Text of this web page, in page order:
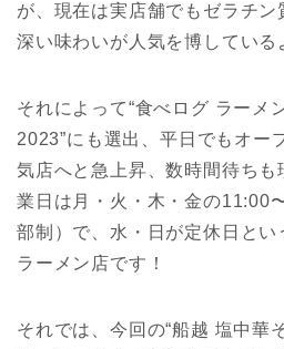
が、現在は実店舗でもゼラチン
深い味わいが人気を博している
それによって“食べログ ラーメ
2023”にも選出、平日でもオー
気店へと急上昇、数時間待ちも
業日は月・火・木・金の11:00
部制）で、水・日が定休日と
ラーメン店です！
それでは、今回の“船越 塩中華